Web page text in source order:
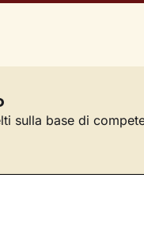
sulla base di